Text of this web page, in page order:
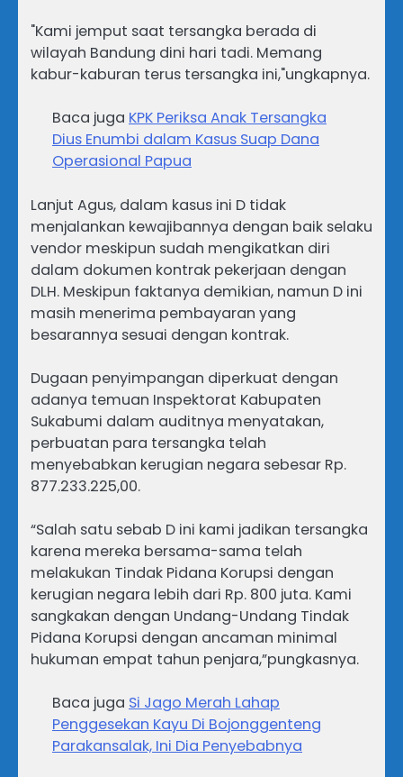
"Kami jemput saat tersangka berada di
wilayah Bandung dini hari tadi. Memang
kabur-kaburan terus tersangka ini,"ungkapnya.
Baca juga KPK Periksa Anak Tersangka
Dius Enumbi dalam Kasus Suap Dana
Operasional Papua
Lanjut Agus, dalam kasus ini D tidak
menjalankan kewajibannya dengan baik selaku
vendor meskipun sudah mengikatkan diri
dalam dokumen kontrak pekerjaan dengan
DLH. Meskipun faktanya demikian, namun D ini
masih menerima pembayaran yang
besarannya sesuai dengan kontrak.
Dugaan penyimpangan diperkuat dengan
adanya temuan Inspektorat Kabupaten
Sukabumi dalam auditnya menyatakan,
perbuatan para tersangka telah
menyebabkan kerugian negara sebesar Rp.
877.233.225,00.
“Salah satu sebab D ini kami jadikan tersangka
karena mereka bersama-sama telah
melakukan Tindak Pidana Korupsi dengan
kerugian negara lebih dari Rp. 800 juta. Kami
sangkakan dengan Undang-Undang Tindak
Pidana Korupsi dengan ancaman minimal
hukuman empat tahun penjara,”pungkasnya.
Baca juga Si Jago Merah Lahap
Penggesekan Kayu Di Bojonggenteng
Parakansalak, Ini Dia Penyebabnya